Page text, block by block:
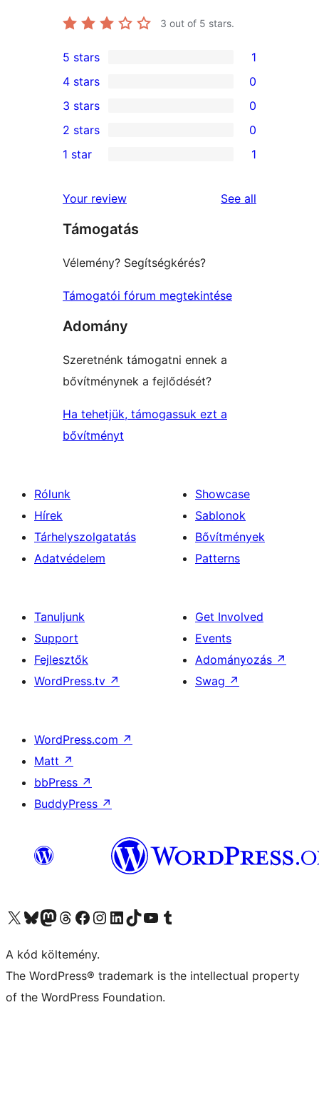
3 out of 5 stars.
1
5-
star
review
5 stars 1
4-
star
reviews
4 stars 0
0
3-
star
3 stars 0
2-
reviews
2 stars 0
star
review
1 star 1
Your review See all
Támogatás
Vélemény? Segítségkérés?
Támogatói fórum megtekintése
Adomány
Szeretnénk támogatni ennek a
bővítménynek a fejlődését?
Ha tehetjük, támogassuk ezt a
bővítményt
Rólunk
Hírek
Tárhelyszolgatatás
Adatvédelem
Showcase
Sablonok
Bővítmények
Patterns
Tanuljunk
Support
Fejlesztők
WordPress.tv ↗
Get Involved
Events
Adományozás ↗
Swag ↗
WordPress.com ↗
Matt ↗
bbPress ↗
BuddyPress ↗
Visit our X (formerly Twitter) account
Visit our Bluesky account
Twitter csatornánk
Visit our Threads account
Facebook oldalunk megtekintése
Visit our Instagram account
Visit our LinkedIn account
Visit our TikTok account
Visit our YouTube channel
Visit our Tumblr account
A kód költemény.
The WordPress® trademark is the intellectual property
of the WordPress Foundation.